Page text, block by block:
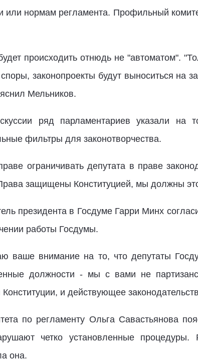
или нормам регламента. Профильный
происходить отнюдь не "автоматом".
законопроекты будут выноситься на
Мельников.
ряд парламентариев указали на
фильтры для законотворчества.
ограничивать депутата в праве
защищены Конституцией, мы должны
президента в Госдуме Гарри Минх
работы Госдумы.
ваше внимание на то, что депутаты
должности - мы с вами не
Конституции, и действующее
по регламенту Ольга Савастьянова
четко установленные
она.